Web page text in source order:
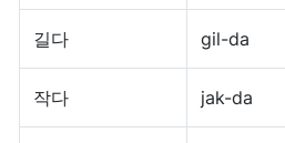
길다 gil-da
작다 jak-da